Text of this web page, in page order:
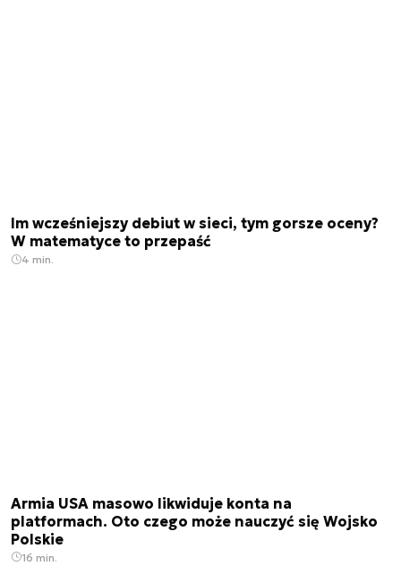
Im wcześniejszy debiut w sieci, tym gorsze oceny?
W matematyce to przepaść
4 min.
Armia USA masowo likwiduje konta na
platformach. Oto czego może nauczyć się Wojsko
Polskie
16 min.